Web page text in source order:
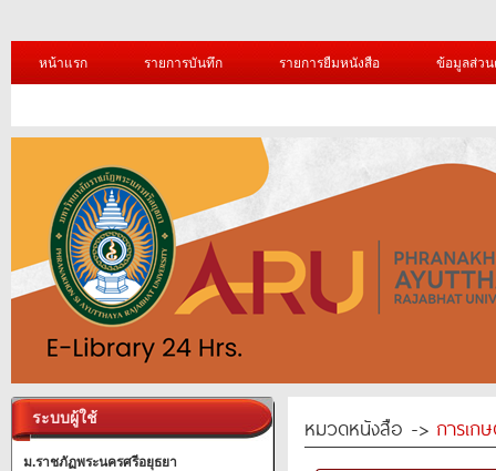
หน้าแรก รายการบันทึก รายการยืมหนังสือ ข้อมูลส่ว
ระบบผู้ใช้
ม.ราชภัฏพระนครศรีอยุธยา
หมวดหนังสือ -> การเก